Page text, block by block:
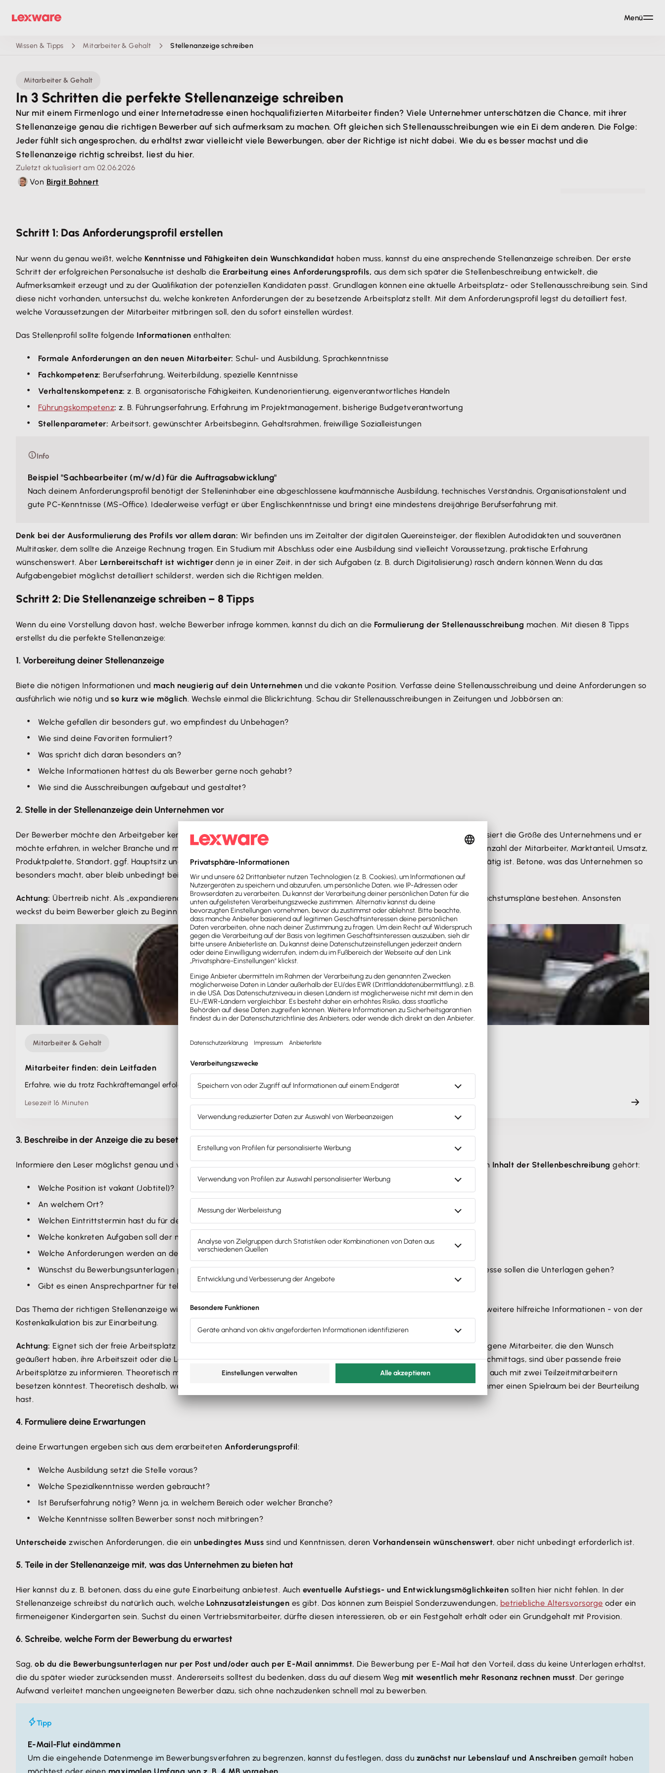
Wissen & Tipps Mitarbeiter & Gehalt Stellenanzeige schreiben
Mitarbeiter & Gehalt
In 3 Schritten die perfekte Stellenanzeige schreiben
Nur mit einem Firmenlogo und einer Internetadresse einen hochqualifizierten Mitarbeiter finden? Viele Unternehmer unterschätzen die Chance, mit ihrer
Stellenanzeige genau die richtigen Bewerber auf sich aufmerksam zu machen. Oft gleichen sich Stellenausschreibungen wie ein Ei dem anderen. Die Folge:
Jeder fühlt sich angesprochen, du erhältst zwar vielleicht viele Bewerbungen, aber der Richtige ist nicht dabei. Wie du es besser machst und die
Stellenanzeige richtig schreibst, liest du hier.
Zuletzt aktualisiert am 02.06.2026
Von Birgit Bohnert
Schritt 1: Das Anforderungsprofil erstellen
Nur wenn du genau weißt, welche Kenntnisse und Fähigkeiten dein Wunschkandidat haben muss, kannst du eine ansprechende Stellenanzeige schreiben. Der erste
Schritt der erfolgreichen Personalsuche ist deshalb die Erarbeitung eines Anforderungsprofils, aus dem sich später die Stellenbeschreibung entwickelt, die
Aufmerksamkeit erzeugt und zu der Qualifikation der potenziellen Kandidaten passt. Grundlagen können eine aktuelle Arbeitsplatz- oder Stellenausschreibung sein. Sind
diese nicht vorhanden, untersuchst du, welche konkreten Anforderungen der zu besetzende Arbeitsplatz stellt. Mit dem Anforderungsprofil legst du detailliert fest,
welche Voraussetzungen der Mitarbeiter mitbringen soll, den du sofort einstellen würdest.
Das Stellenprofil sollte folgende Informationen enthalten:
Formale Anforderungen an den neuen Mitarbeiter: Schul- und Ausbildung, Sprachkenntnisse
Fachkompetenz: Berufserfahrung, Weiterbildung, spezielle Kenntnisse
Verhaltenskompetenz: z. B. organisatorische Fähigkeiten, Kundenorientierung, eigenverantwortliches Handeln
Führungskompetenz: z. B. Führungserfahrung, Erfahrung im Projektmanagement, bisherige Budgetverantwortung
Stellenparameter: Arbeitsort, gewünschter Arbeitsbeginn, Gehaltsrahmen, freiwillige Sozialleistungen
Info
Beispiel "Sachbearbeiter (m/w/d) für die Auftragsabwicklung"
Nach deinem Anforderungsprofil benötigt der Stelleninhaber eine abgeschlossene kaufmännische Ausbildung, technisches Verständnis, Organisationstalent und
gute PC-Kenntnisse (MS-Office). Idealerweise verfügt er über Englischkenntnisse und bringt eine mindestens dreijährige Berufserfahrung mit.
Denk bei der Ausformulierung des Profils vor allem daran: Wir befinden uns im Zeitalter der digitalen Quereinsteiger, der flexiblen Autodidakten und souveränen
Multitasker, dem sollte die Anzeige Rechnung tragen. Ein Studium mit Abschluss oder eine Ausbildung sind vielleicht Voraussetzung, praktische Erfahrung
wünschenswert. Aber Lernbereitschaft ist wichtiger denn je in einer Zeit, in der sich Aufgaben (z. B. durch Digitalisierung) rasch ändern können.Wenn du das
Aufgabengebiet möglichst detailliert schilderst, werden sich die Richtigen melden.
Schritt 2: Die Stellenanzeige schreiben – 8 Tipps
Wenn du eine Vorstellung davon hast, welche Bewerber infrage kommen, kannst du dich an die Formulierung der Stellenausschreibung machen. Mit diesen 8 Tipps
erstellst du die perfekte Stellenanzeige:
1. Vorbereitung deiner Stellenanzeige
Biete die nötigen Informationen und mach neugierig auf dein Unternehmen und die vakante Position. Verfasse deine Stellenausschreibung und deine Anforderungen so
ausführlich wie nötig undso kurz wie möglich. Wechsle einmal die Blickrichtung. Schau dir Stellenausschreibungen in Zeitungen und Jobbörsen an:
Welche gefallen dir besonders gut, wo empfindest du Unbehagen?
Wie sind deine Favoriten formuliert?
Was spricht dich daran besonders an?
Welche Informationen hättest du als Bewerber gerne noch gehabt?
Wie sind die Ausschreibungen aufgebaut und gestaltet?
2. Stelle in der Stellenanzeige dein Unternehmen vor
Der Bewerber möchte den Arbeitgeber kennenlernen. Darum sollte eine
nicht fehlen. Ihn interessiert die Größe des Unternehmens und er
möchte erfahren, in welcher Branche und mit welchen Schwerpunkten es tätig ist. Diese Informationen liefern Angaben wie Anzahl der Mitarbeiter, Marktanteil, Umsatz,
Produktpalette, Standort, ggf. Hauptsitz und Markt (z. B. Hamburg, Süddeutschland, international), in dem das Unternehmen tätig ist. Betone, was das Unternehmen so
besonders macht, aber bleib unbedingt bei der Wahrheit.
Achtung: Übertreib nicht. Als „expandierend“ solltest du das Unternehmen nur beschreiben, wenn tatsächlich bedeutende Wachstumspläne bestehen. Ansonsten
weckst du beim Bewerber gleich zu Beginn des Bewerbungsprozesses falsche Vorstellungen.
Mitarbeiter & Gehalt
Mitarbeiter finden: dein Leitfaden
Erfahre, wie du trotz Fachkräftemangel erfolgreich neue Mitarbeiter findest und einstellst.
Lesezeit 16 Minuten
3. Beschreibe in der Anzeige die zu besetzende Stelle konkret
Informiere den Leser möglichst genau und verständlich darüber, welche Aufgaben der Stelleninhaber wahrnehmen soll. In den Inhalt der Stellenbeschreibung gehört:
Welche Position ist vakant (Jobtitel)?
An welchem Ort?
Welchen Eintrittstermin hast du für den neuen Mitarbeiter vorgesehen?
Welche konkreten Aufgaben soll der neue Mitarbeiter wahrnehmen?
Welche Anforderungen werden an den Bewerber gestellt?
Wünschst du Bewerbungsunterlagen per Post und/oder E-Mail? Welche Unterlagen möchtest du haben? An welche Adresse sollen die Unterlagen gehen?
Gibt es einen Ansprechpartner für telefonische Nachfragen?
Das Thema der richtigen Stellenanzeige wird auch imeBook Mitarbeiter einstellen
behandelt. Im eBook findest du auch viele weitere hilfreiche Informationen - von der
Kostenkalkulation bis zur Einarbeitung.
Achtung: Eignet sich der freie Arbeitsplatz auch als Teilzeitarbeitsplatz, ist er auch alsTeilzeitarbeitsplatz auszuschreiben.
Eigene Mitarbeiter, die den Wunsch
geäußert haben, ihre Arbeitszeit oder die Lage ihrerArbeitszeitzu ändern, z. B. Teilzeit statt Vollzeit oder vormittags statt nachmittags, sind über passende freie
Arbeitsplätze zu informieren. Theoretisch musst du vor jeder Ausschreibung prüfen, ob du den freien Vollzeitarbeitsplatz nicht auch mit zwei Teilzeitmitarbeitern
besetzen könntest. Theoretisch deshalb, weil zum einen das Gesetz keine Sanktion vorsieht und du zum anderen als Unternehmer einen Spielraum bei der Beurteilung
hast.
4. Formuliere deine Erwartungen
deine Erwartungen ergeben sich aus dem erarbeiteten Anforderungsprofil:
Welche Ausbildung setzt die Stelle voraus?
Welche Spezialkenntnisse werden gebraucht?
Ist Berufserfahrung nötig? Wenn ja, in welchem Bereich oder welcher Branche?
Welche Kenntnisse sollten Bewerber sonst noch mitbringen?
Unterscheide zwischen Anforderungen, die ein unbedingtes Muss sind und Kenntnissen, deren Vorhandensein wünschenswert, aber nicht unbedingt erforderlich ist.
5. Teile in der Stellenanzeige mit, was das Unternehmen zu bieten hat
Hier kannst du z. B. betonen, dass du eine gute Einarbeitung anbietest. Auch eventuelle Aufstiegs- und Entwicklungsmöglichkeiten sollten hier nicht fehlen. In der
Stellenanzeige schreibst du natürlich auch, welche Lohnzusatzleistungen es gibt. Das können zum Beispiel Sonderzuwendungen, betriebliche Altersvorsorge oder ein
firmeneigener Kindergarten sein. Suchst du einen Vertriebsmitarbeiter, dürfte diesen interessieren, ob er ein Festgehalt erhält oder ein Grundgehalt mit Provision.
6. Schreibe, welche Form der Bewerbung du erwartest
Sag,ob du die Bewerbungsunterlagen nur per Post und/oder auch per E-Mail annimmst. Die Bewerbung per E-Mail hat den Vorteil, dass du keine Unterlagen erhältst,
die du später wieder zurücksenden musst. Andererseits solltest du bedenken, dass du auf diesem Weg mit wesentlich mehr Resonanz rechnen musst. Der geringe
Aufwand verleitet manchen ungeeigneten Bewerber dazu, sich ohne nachzudenken schnell mal zu bewerben.
Tipp
E-Mail-Flut eindämmen
Um die eingehende Datenmenge im Bewerbungsverfahren zu begrenzen, kannst du festlegen, dass du zunächst nur Lebenslauf und Anschreiben gemailt haben
Menü